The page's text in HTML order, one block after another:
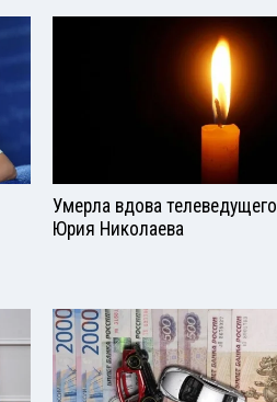
Умерла вдова телеведущего
Юрия Николаева